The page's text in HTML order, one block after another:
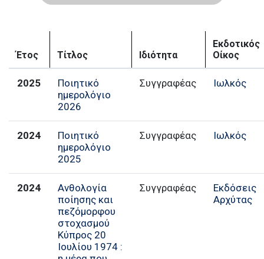
Έτος Τίτλος Ιδιότητα
Εκδοτικός
Οίκος
2025
Ποιητικό
ημερολόγιο
2026
Ιωλκός
2024
Ποιητικό
ημερολόγιο
2025
Ιωλκός
2024
Ανθολογία
ποίησης και
πεζόμορφου
στοχασμού
Κύπρος 20
Ιουλίου 1974 :
Εκδόσεις
Αρχύτας